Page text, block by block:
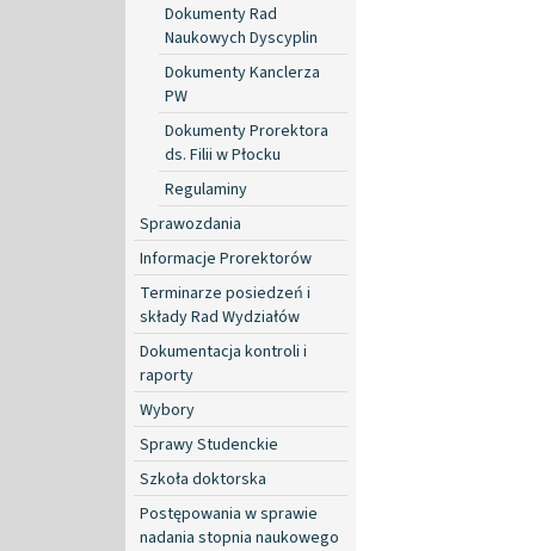
Dokumenty Rad
Naukowych Dyscyplin
Dokumenty Kanclerza
PW
Dokumenty Prorektora
ds. Filii w Płocku
Regulaminy
Sprawozdania
Informacje Prorektorów
Terminarze posiedzeń i
składy Rad Wydziałów
Dokumentacja kontroli i
raporty
Wybory
Sprawy Studenckie
Szkoła doktorska
Postępowania w sprawie
nadania stopnia naukowego